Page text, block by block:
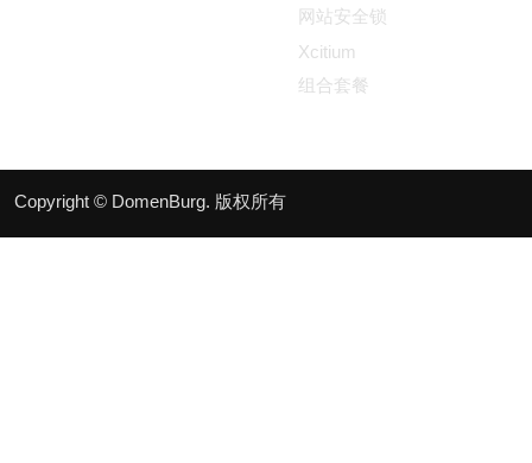
网站安全锁
Xcitium
组合套餐
Copyright © DomenBurg. 版权所有